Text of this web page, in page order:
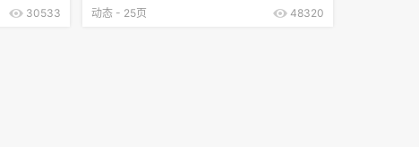
30533
动态 - 25页
48320